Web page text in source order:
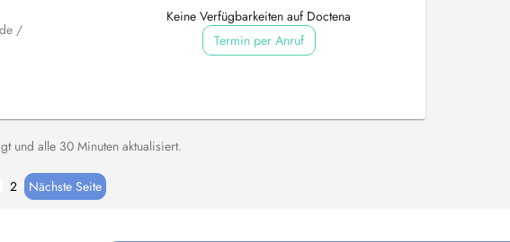
/
Keine Verfügbarkeiten auf Doctena
Termin per Anruf
und alle 30 Minuten aktualisiert.
2 Nächste Seite